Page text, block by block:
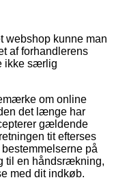
webshop kunne man
af forhandlerens
ikke særlig
om online
det længe har
gældende
tit efterses
på
til en håndsrækning,
med dit indkøb.